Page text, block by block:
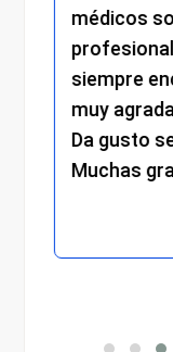
y muy
mes voy y
trato
ellos.